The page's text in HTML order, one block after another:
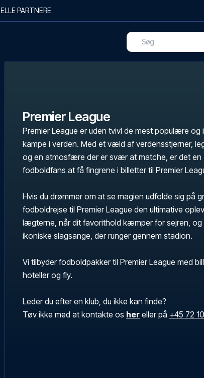
PARTNERE
Premier League
Premier League er uden tvivl de mest populære og
kampe i verden. Med et væld af verdensstjerner,
og en atmosfære der er svær at matche, er det en
fodboldfans at få fingrene i billetter til Premier
Hvis du drømmer om at se magien udfolde sig på
fodboldrejse til Premier League den ultimative
lægterne, når dit favorithold kæmper for sejren, og
ikoniske slagsange, der runger gennem stadion.
Vi tilbyder fodboldpakker til Premier League med
hoteller og fly.
Leder du efter en klub, du ikke kan finde?
Tøv ikke med at kontakte os her eller på +45 72